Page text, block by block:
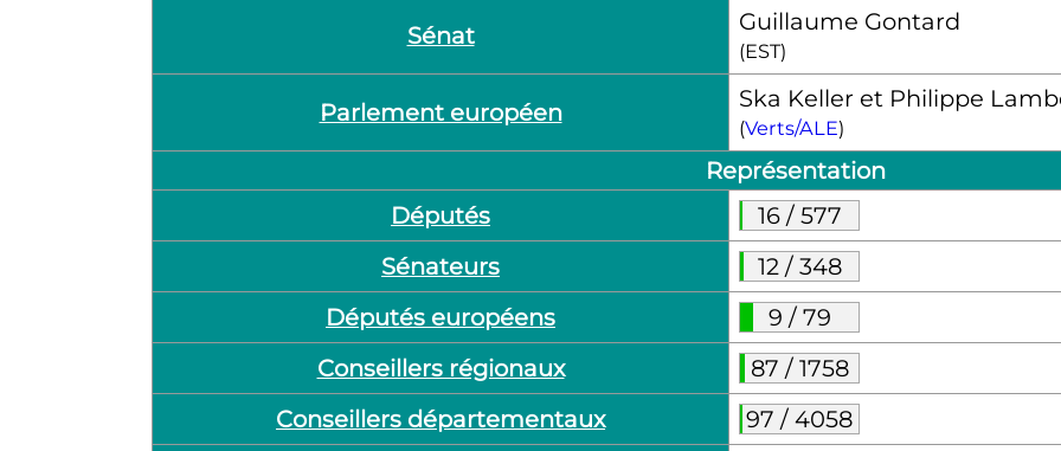
Sénat Guillaume Gontard
(EST)
Parlement européen Ska Keller et Philippe
(Verts/ALE)
Représentation
Députés
16 / 577
Sénateurs
12 / 348
Députés européens
9 / 79
Conseillers régionaux
87 / 1758
Conseillers départementaux
97 / 4058